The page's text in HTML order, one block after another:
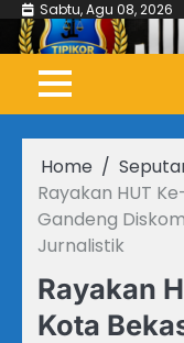
Skip
content
Sabtu, Agu 08, 2026
Home
Rayakan HUT
Gandeng
Jurnalistik
Rayakan
Kota